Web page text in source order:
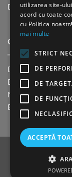
Distributie sau
CINE SUNTEM?
Despre noi
Blog
Newsletter
Evenimente
utilizarea site-
acord cu toate
cu Politica
mai multe
STRICT
DE
DE
DE
ACCEPTĂ